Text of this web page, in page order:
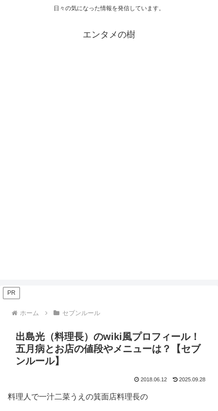
日々の気になった情報を発信しています。
エンタメの樹
PR
ホーム セブンルール
出島光（料理長）のwiki風プロフィール！
五月病とお店の値段やメニューは？【セブ
ンルール】
2018.06.12 2025.09.28
料理人で一汁二菜うえの箕面店料理長の